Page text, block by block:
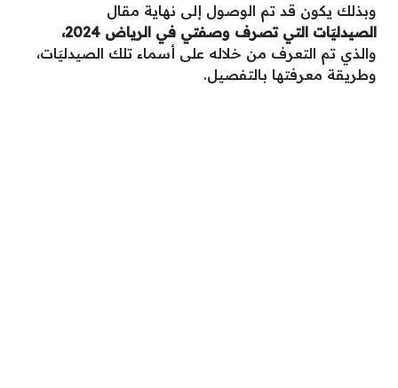
وبذلك يكون قد تم الوصول إلى نهاية مقال
الصيدليَات التي تصرف وصفتي في الرياض 2024،
والذي تم التعرف من خلاله على أسماء تلك الصيدليَات،
وطريقة معرفتها بالتفصيل.